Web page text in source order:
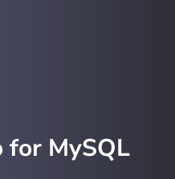
for MySQL